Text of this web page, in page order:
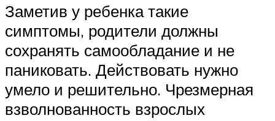
Заметив у ребенка такие
симптомы, родители должны
сохранять самообладание и не
паниковать. Действовать нужно
умело и решительно. Чрезмерная
взволнованность взрослых